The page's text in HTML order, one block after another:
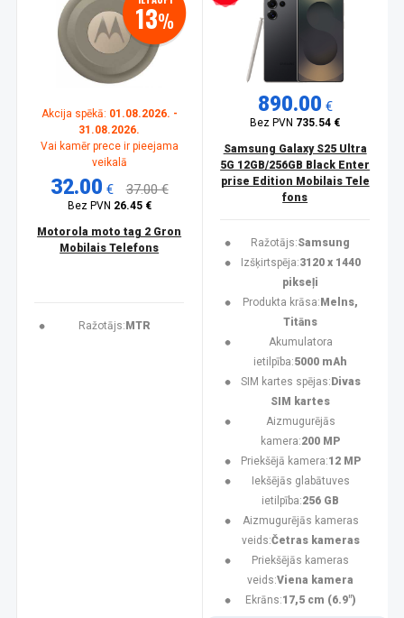
13%
Akcija spēkā: 01.08.2026. -
31.08.2026.
Vai kamēr prece ir pieejama
veikalā
32.00 € 37.00 €
Bez PVN 26.45 €
Motorola moto tag 2 Gron
Mobilais Telefons
Ražotājs: MTR
890.00 €
Bez PVN 735.54 €
Samsung Galaxy S25 Ultra
5G 12GB/256GB Black Enter
prise Edition Mobilais Tele
fons
Ražotājs:Samsung
Izšķirtspēja:3120 x 1440
pikseļi
Produkta krāsa: Melns,
Titāns
Akumulatora
ietilpība:5000 mAh
SIM kartes spējas: Divas
SIM kartes
Aizmugurējās
kamera:200 MP
Priekšējā kamera:12 MP
Iekšējās glabātuves
ietilpība:256 GB
Aizmugurējās kameras
veids:Četras kameras
Priekšējās kameras
veids:Viena kamera
Ekrāns:17,5 cm (6.9")